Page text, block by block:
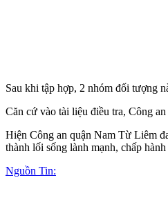
Sau khi tập hợp, 2 nhóm đối tượng
Căn cứ vào tài liệu điều tra, Công
Hiện Công an quận Nam Từ Liêm
thành lối sống lành mạnh, chấp
Nguồn Tin: